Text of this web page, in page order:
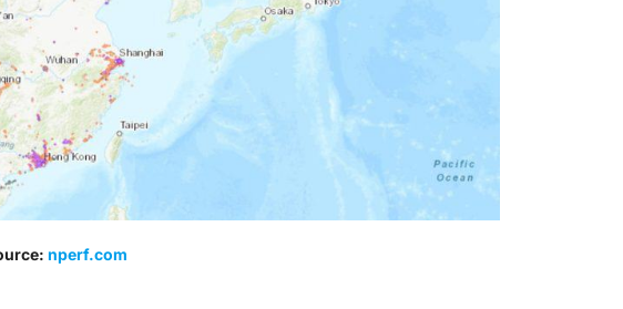
nperf.com